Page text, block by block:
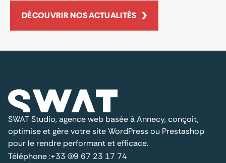
DÉCOUVRIR NOS ACTUALITÉS
SWAT Studio, agence web basée à Annecy, conçoit,
optimise et gère votre site WordPress ou Prestashop
pour le rendre performant et efficace.
Téléphone :+33 (0)9 67 23 17 74